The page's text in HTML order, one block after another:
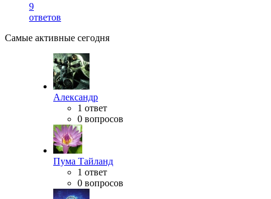
9
ответов
Самые активные сегодня
Александр
1 ответ
0 вопросов
Пума Тайланд
1 ответ
0 вопросов